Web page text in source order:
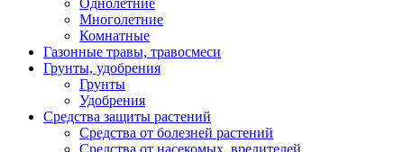
Многолетние
Комнатные
Газонные травы, травосмеси
Грунты, удобрения
Грунты
Удобрения
Средства защиты растений
Средства от болезней растений
Средства от насекомых, вредителей